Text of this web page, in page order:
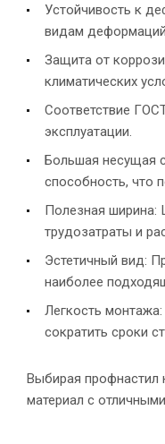
Устойчивость к
видам
Защита от
климатических
Соответствие
эксплуатации.
Большая несущая
способность, что
Полезная ширина:
трудозатраты и
Эстетичный вид:
наиболее
Легкость
сократить сроки
Выбирая профнастил
материал с